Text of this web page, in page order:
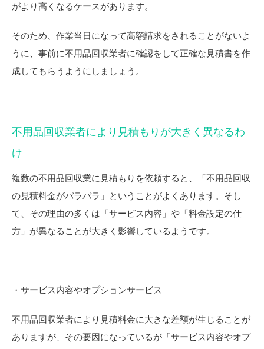
がより高くなるケースがあります。
そのため、作業当日になって高額請求をされることがないよ
うに、事前に不用品回収業者に確認をして正確な見積書を作
成してもらうようにしましょう。
不用品回収業者により見積もりが大きく異なるわ
け
複数の不用品回収業に見積もりを依頼すると、「不用品回収
の見積料金がバラバラ」ということがよくあります。そし
て、その理由の多くは「サービス内容」や「料金設定の仕
方」が異なることが大きく影響しているようです。
・サービス内容やオプションサービス
不用品回収業者により見積料金に大きな差額が生じることが
ありますが、その要因になっているが「サービス内容やオプ